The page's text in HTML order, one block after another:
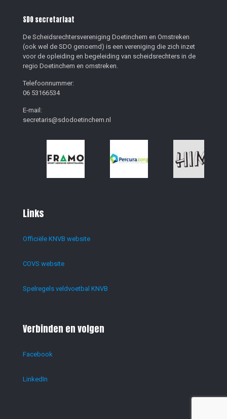
SDO secretariaat
De Scheidsrechtersvereniging Doetinchem en Omstreken
(ook wel de SDO genoemd) is een vereniging die zich inzet
voor de opleiding en begeleiding van scheidsrechters in de
regio Doetinchem en omstreken.
Telefoonnummer:
06 53166534
E-mail:
secretaris@sdodoetinchem.nl
Links
Officiële KNVB website
COVS website
Spelregels veldvoetbal KNVB
Verbinden en volgen
Facebook
LinkedIn